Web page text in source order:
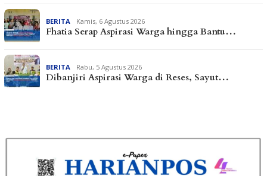
BERITA Kamis, 6 Agustus 2026
Fhatia Serap Aspirasi Warga hingga Bantu…
BERITA Rabu, 5 Agustus 2026
Dibanjiri Aspirasi Warga di Reses, Sayut…